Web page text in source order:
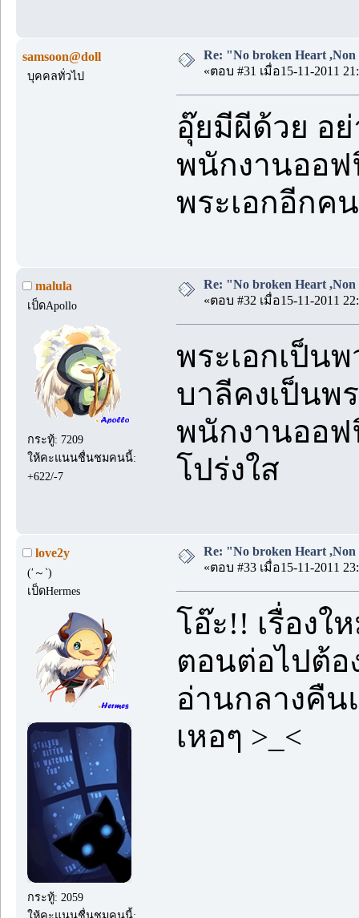
samsoon@doll
บุคคลทั่วไป
Re: "No broken Heart ,Non
«ตอบ #31 เมื่อ15-11-2011
อุ๊ยมีผีด้วย อ
พนักงานออ
พระเอกอีกค
malula
เป็ดApollo
กระทู้: 7209
ให้คะแนนชื่นชมคนนี้:
+622/-7
Re: "No broken Heart ,Non
«ตอบ #32 เมื่อ15-11-2011
พระเอกเป็น
บาลีคงเป็นพ
พนักงานออฟ
โปร่งใส
love2y
(′～‵)
เป็ดHermes
กระทู้: 2059
ให้คะแนนชื่นชมคนนี้:
Re: "No broken Heart ,Non
«ตอบ #33 เมื่อ15-11-2011
โอ๊ะ!! เรื่องใ
ตอนต่อไปต้อ
อ่านกลางคืน
เหอๆ >_<